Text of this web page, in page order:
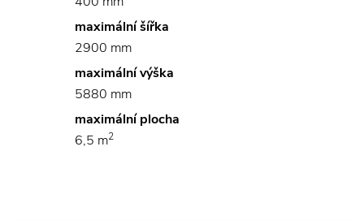
maximální šířka
2900 mm
maximální výška
5880 mm
maximální plocha
6,5 m2